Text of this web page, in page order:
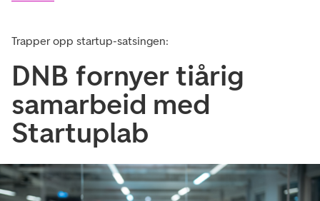
Trapper opp startup-satsingen:
DNB fornyer tiårig
samarbeid med
Startuplab